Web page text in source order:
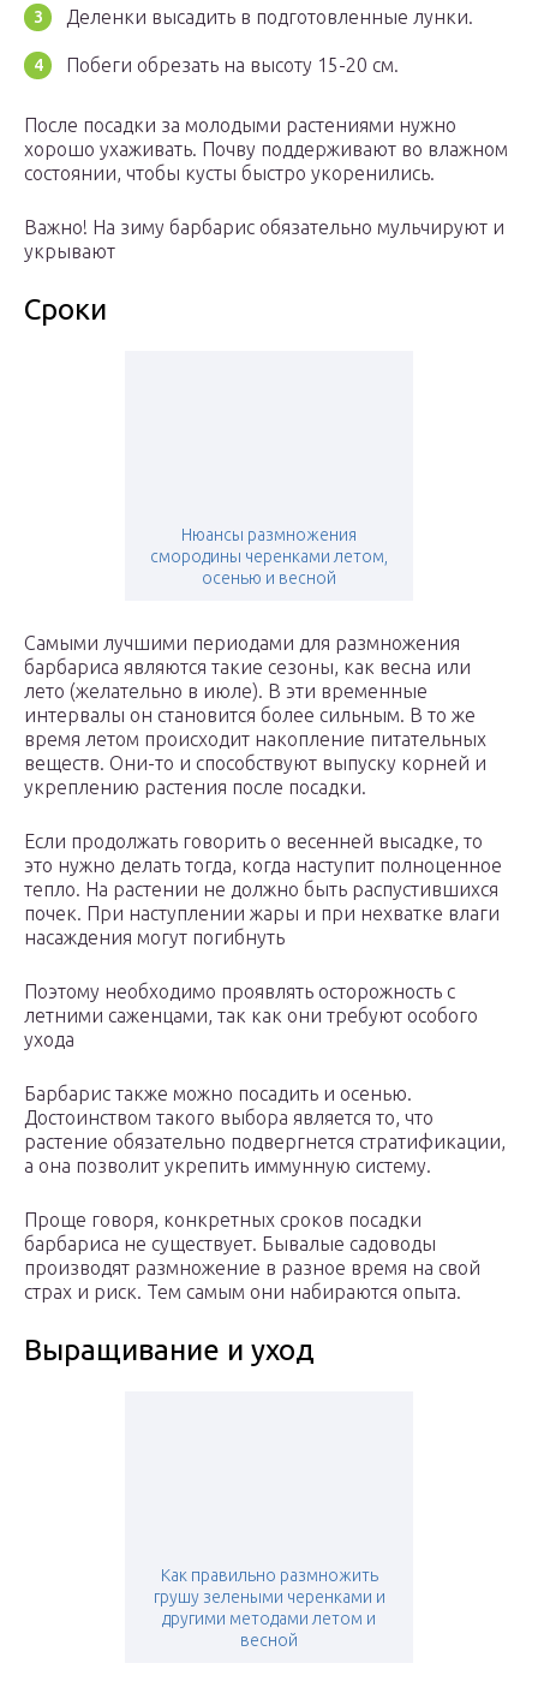
Деленки высадить в подготовленные лунки.
Побеги обрезать на высоту 15-20 см.
После посадки за молодыми растениями нужно
хорошо ухаживать. Почву поддерживают во влажном
состоянии, чтобы кусты быстро укоренились.
Важно! На зиму барбарис обязательно мульчируют и
укрывают
Сроки
Нюансы размножения
смородины черенками летом,
осенью и весной
Самыми лучшими периодами для размножения
барбариса являются такие сезоны, как весна или
лето (желательно в июле). В эти временные
интервалы он становится более сильным. В то же
время летом происходит накопление питательных
веществ. Они-то и способствуют выпуску корней и
укреплению растения после посадки.
Если продолжать говорить о весенней высадке, то
это нужно делать тогда, когда наступит полноценное
тепло. На растении не должно быть распустившихся
почек. При наступлении жары и при нехватке влаги
насаждения могут погибнуть
Поэтому необходимо проявлять осторожность с
летними саженцами, так как они требуют особого
ухода
Барбарис также можно посадить и осенью.
Достоинством такого выбора является то, что
растение обязательно подвергнется стратификации,
а она позволит укрепить иммунную систему.
Проще говоря, конкретных сроков посадки
барбариса не существует. Бывалые садоводы
производят размножение в разное время на свой
страх и риск. Тем самым они набираются опыта.
Выращивание и уход
Как правильно размножить
грушу зелеными черенками и
другими методами летом и
весной